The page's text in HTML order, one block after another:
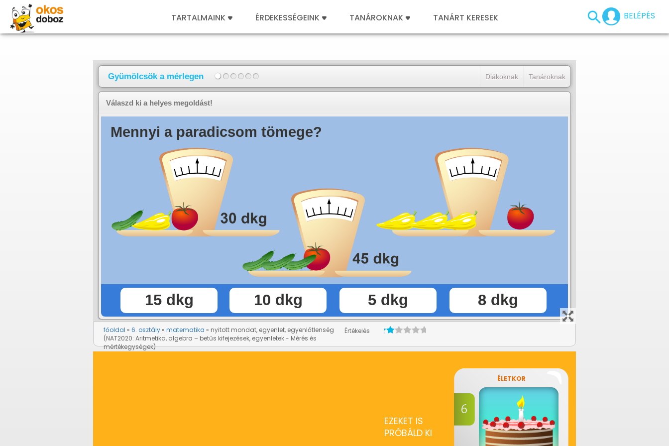
BELÉPÉS
TARTALMAINK ÉRDEKESSÉGEINK TANÁROKNAK TANÁRT KERESEK
főoldal 6. osztály matematika
nyitott mondat, egyenlet, egyenlőtlenség
(NAT2020: Aritmetika, algebra – betűs kifejezések, egyenletek - Mérés és
mértékegységek)
Értékelés
EZEKET IS
PRÓBÁLD KI
ÉLETKOR